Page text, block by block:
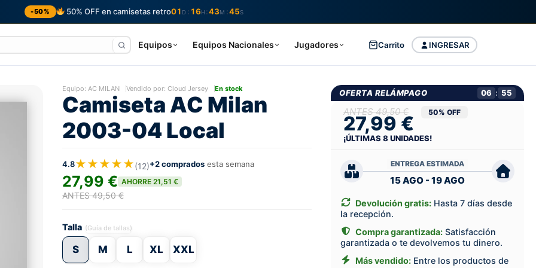
-50% 50% OFF en camisetas retro01 D : 16H :43M :44S
Equipos Equipos Nacionales Jugadores INGRESAR
Carrito
Equipo: AC MILAN Vendido por: Cloud Jersey En stock
Camiseta AC Milan
2003-04 Local
4.8★★★★★(12)+2 comprados esta semana
27,99 € AHORRE 21,51 €
ANTES 49,50 €
Talla (Guía de tallas)
S M L XL XXL
OFERTA RELÁMPAGO 06 : 55
49,50 €
27,99 € 50% OFF
¡ÚLTIMAS8UNIDADES!
ENTREGA ESTIMADA
15 AGO - 19 AGO
Devolución gratis: Hasta 7 días desde
la recepción.
Compra garantizada: Satisfacción
garantizada o te devolvemos tu dinero.
Más vendido: Entre los productos de